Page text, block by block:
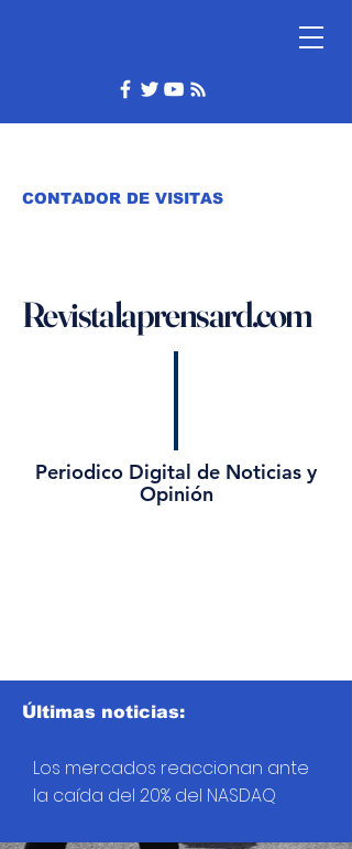
CONTADOR DE VISITAS
Revistalaprensard.com
Periodico Digital de Noticias y
Opinión
Últimas noticias:
Los mercados reaccionan ante
la caída del 20% del NASDAQ